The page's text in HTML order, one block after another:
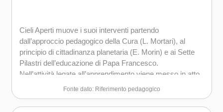
Cieli Aperti muove i suoi interventi partendo
dall’approccio pedagogico della Cura (L. Mortari), al
principio di cittadinanza planetaria (E. Morin) e ai Sette
Pilastri dell’educazione di Papa Francesco.
Nell’attività legate all’apprendimento viene messo in atto
un approccio di tipo umanistico, centrato su un percorso
sui bisogni della singola persona attuando strategie
Fonte dato: Riferimento pedagogico